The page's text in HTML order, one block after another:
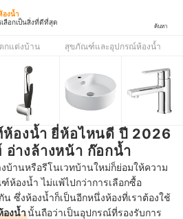
งน้ำ
ลือกเป็นสิ่งที่ดีที่สุด
ค้นหา
กแต่งบ้าน สุขภัณฑ์และอุปกรณ์ห้องน้ำ
องน้ำ ยี่ห้อไหนดี ปี 2026
างล้างหน้า ก๊อกน้ำ
บ้านหรือรีโนเวทบ้านใหม่ก็ย่อมให้ความ
องน้ำ ไม่แพ้ไปกว่าการเลือกซื้อ
น ซึ่งห้องน้ำก็เป็นอีกหนึ่งห้องที่เราต้องใช้
งน้ำนั้นถือว่าเป็นอุปกรณ์ที่รองรับการ